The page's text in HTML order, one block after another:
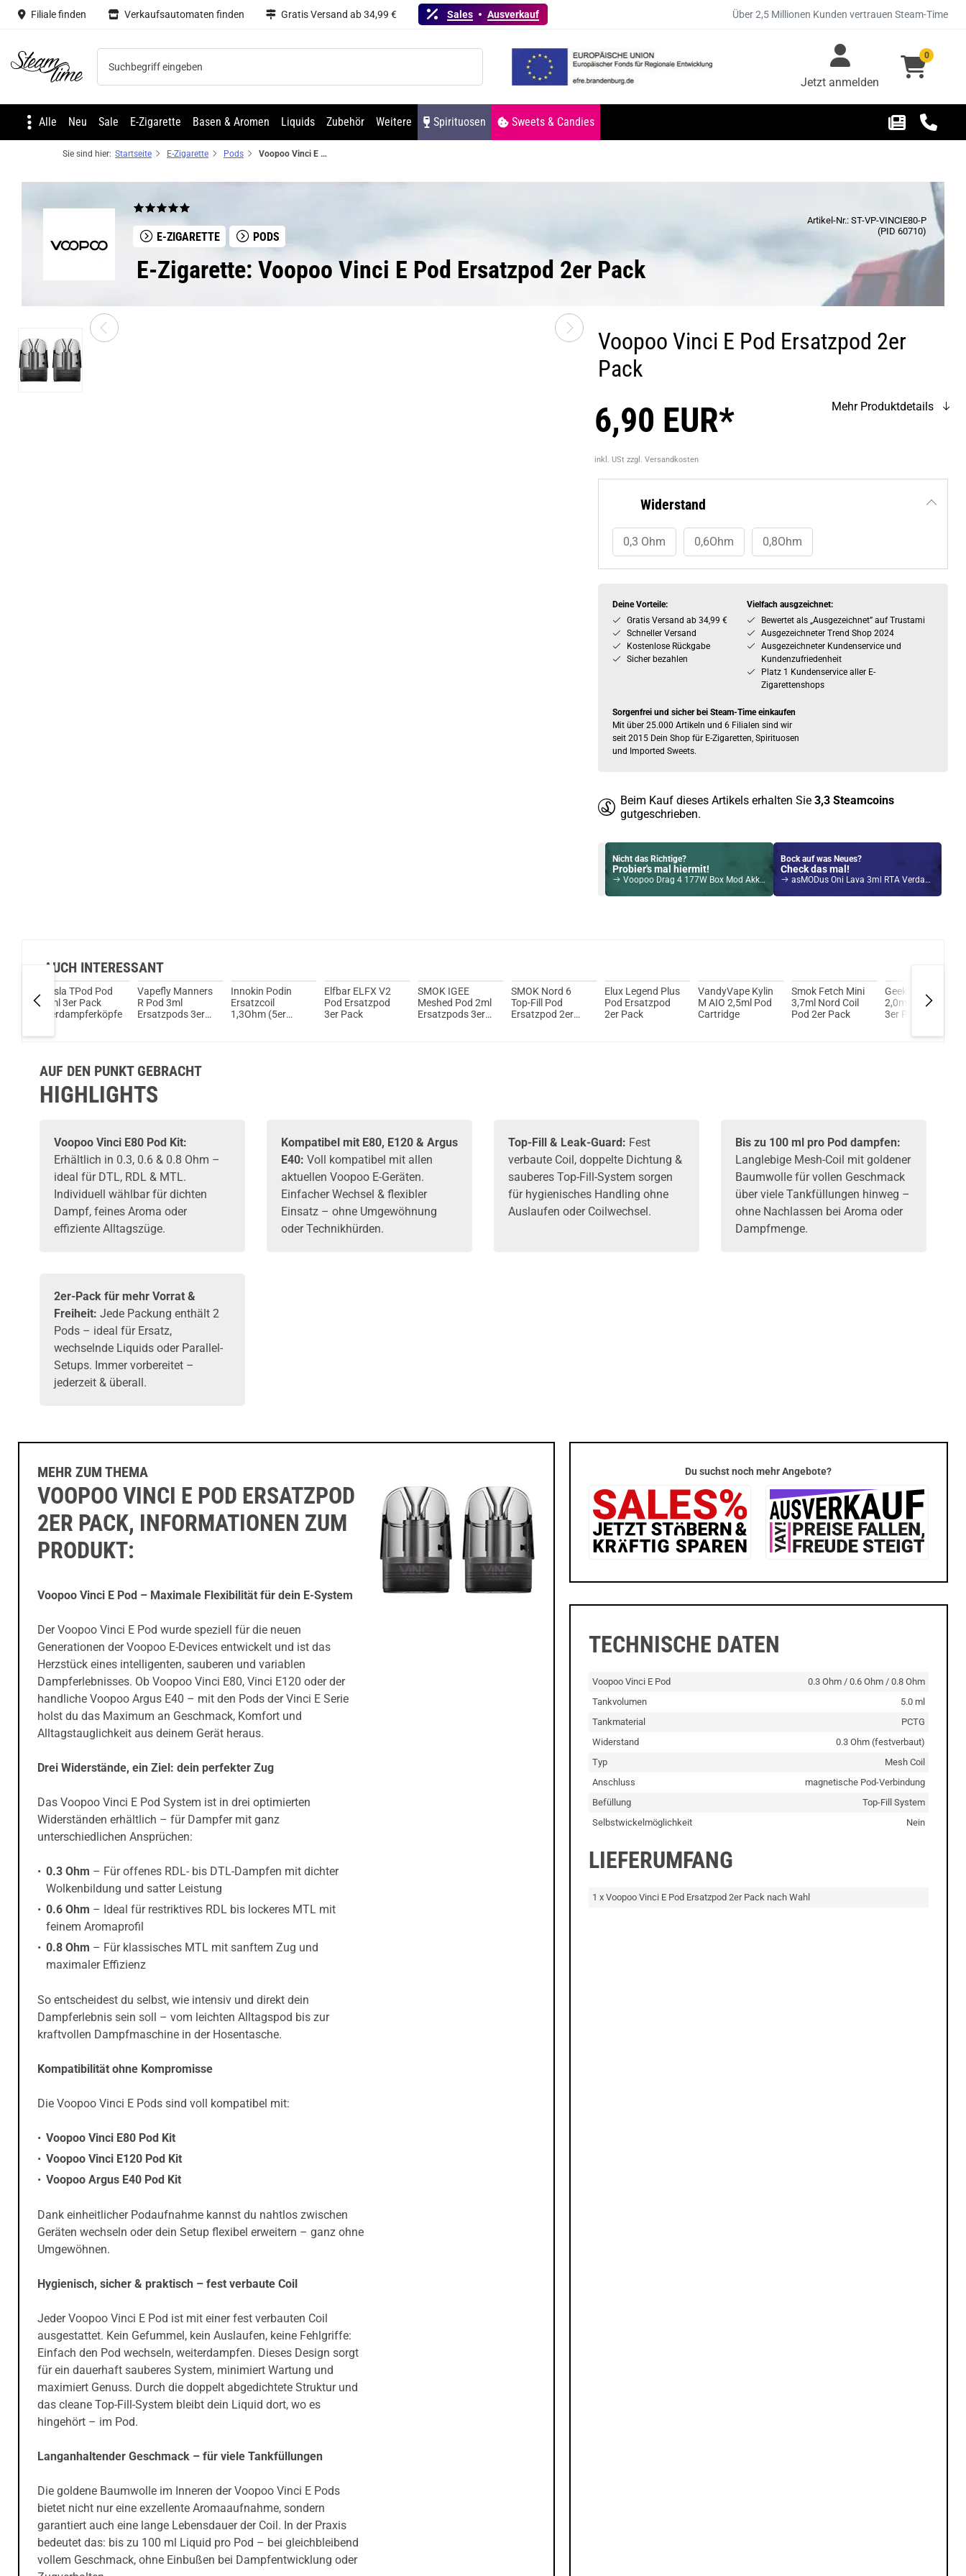
Filiale finden Verkaufsautomaten finden Gratis Versand ab 34,99 € Sales Ausverkauf Über 2,5 Millionen Kunden vertrauen Steam-Time
Steam time Jetzt anmelden
0
Alle Neu Sale E-Zigarette Basen & Aromen Liquids Zubehör Weitere Spirituosen Sweets & Candies
Sie sind hier: Startseite E-Zigarette Pods Voopoo Vinci E Pod Ersatzpod 2er Pack
E-ZIGARETTE PODS
Artikel-Nr.: ST-VP-VINCIE80-P
(PID 60710)
E-Zigarette: Voopoo Vinci E Pod Ersatzpod 2er Pack
Voopoo Vinci E Pod Ersatzpod 2er
Pack
6,90 EUR*
inkl. USt zzgl. Versandkosten
Mehr Produktdetails
Widerstand
0,3 Ohm 0,6Ohm 0,8Ohm
Deine Vorteile:
Gratis Versand ab 34,99 €
Schneller Versand
Kostenlose Rückgabe
Sicher bezahlen
Vielfach ausgzeichnet:
Bewertet als „Ausgezeichnet” auf Trustami
Ausgezeichneter Trend Shop 2024
Ausgezeichneter Kundenservice und
Kundenzufriedenheit
Platz 1 Kundenservice aller E-
Zigarettenshops
Sorgenfrei und sicher bei Steam-Time einkaufen
Mit über 25.000 Artikeln und 6 Filialen sind wir
seit 2015 Dein Shop für E-Zigaretten, Spirituosen
und Imported Sweets.
Beim Kauf dieses Artikels erhalten Sie 3,3 Steamcoins
gutgeschrieben.
Nicht das Richtige?
Probier's mal hiermit!
Voopoo Drag 4 177W Box Mod Akkuträger gunmetal-forest-green
Bock auf was Neues?
Check das mal!
asMODus Oni Lava 3ml RTA Verdampfer Tank Schwarz
AUCH INTERESSANT
Tesla TPod Pod
2ml 3er Pack
Verdampferköpfe
Vapefly Manners
R Pod 3ml
Ersatzpods 3er
Innokin Podin
Ersatzcoil
1,3Ohm (5er
Elfbar ELFX V2
Pod Ersatzpod
3er Pack
SMOK IGEE
Meshed Pod 2ml
Ersatzpods 3er
SMOK Nord 6
Top-Fill Pod
Ersatzpod 2er
Elux Legend Plus
Pod Ersatzpod
2er Pack
VandyVape Kylin
M AIO 2,5ml Pod
Cartridge
Smok Fetch Mini
3,7ml Nord Coil
Pod 2er Pack
GeekVape Q Pod
2,0ml Ersatzpods
3er Pack
AUF DEN PUNKT GEBRACHT
HIGHLIGHTS
Voopoo Vinci E80 Pod Kit:
Erhältlich in 0.3, 0.6 & 0.8 Ohm –
ideal für DTL, RDL & MTL.
Individuell wählbar für dichten
Dampf, feines Aroma oder
effiziente Alltagszüge.
Kompatibel mit E80, E120 & Argus
E40: Voll kompatibel mit allen
aktuellen Voopoo E-Geräten.
Einfacher Wechsel & flexibler
Einsatz – ohne Umgewöhnung
oder Technikhürden.
Top-Fill & Leak-Guard: Fest
verbaute Coil, doppelte Dichtung &
sauberes Top-Fill-System sorgen
für hygienisches Handling ohne
Auslaufen oder Coilwechsel.
Bis zu 100 ml pro Pod dampfen:
Langlebige Mesh-Coil mit goldener
Baumwolle für vollen Geschmack
über viele Tankfüllungen hinweg –
ohne Nachlassen bei Aroma oder
Dampfmenge.
2er-Pack für mehr Vorrat &
Freiheit: Jede Packung enthält 2
Pods – ideal für Ersatz,
wechselnde Liquids oder Parallel-
Setups. Immer vorbereitet –
jederzeit & überall.
MEHR ZUM THEMA
VOOPOO VINCI E POD ERSATZPOD
2ER PACK, INFORMATIONEN ZUM
PRODUKT:
Voopoo Vinci E Pod – Maximale Flexibilität für dein E-System
Der Voopoo Vinci E Pod wurde speziell für die neuen
Generationen der Voopoo E-Devices entwickelt und ist das
Herzstück eines intelligenten, sauberen und variablen
Dampferlebnisses. Ob Voopoo Vinci E80, Vinci E120 oder der
handliche Voopoo Argus E40 – mit den Pods der Vinci E Serie
holst du das Maximum an Geschmack, Komfort und
Alltagstauglichkeit aus deinem Gerät heraus.
Drei Widerstände, ein Ziel: dein perfekter Zug
Das Voopoo Vinci E Pod System ist in drei optimierten
Widerständen erhältlich – für Dampfer mit ganz
unterschiedlichen Ansprüchen:
0.3 Ohm – Für offenes RDL- bis DTL-Dampfen mit dichter
Wolkenbildung und satter Leistung
0.6 Ohm – Ideal für restriktives RDL bis lockeres MTL mit
feinem Aromaprofil
0.8 Ohm – Für klassisches MTL mit sanftem Zug und
maximaler Effizienz
So entscheidest du selbst, wie intensiv und direkt dein
Dampferlebnis sein soll – vom leichten Alltagspod bis zur
kraftvollen Dampfmaschine in der Hosentasche.
Kompatibilität ohne Kompromisse
Die Voopoo Vinci E Pods sind voll kompatibel mit:
Voopoo Vinci E80 Pod Kit
Voopoo Vinci E120 Pod Kit
Voopoo Argus E40 Pod Kit
Dank einheitlicher Podaufnahme kannst du nahtlos zwischen
Geräten wechseln oder dein Setup flexibel erweitern – ganz ohne
Umgewöhnen.
Hygienisch, sicher & praktisch – fest verbaute Coil
Jeder Voopoo Vinci E Pod ist mit einer fest verbauten Coil
ausgestattet. Kein Gefummel, kein Auslaufen, keine Fehlgriffe:
Einfach den Pod wechseln, weiterdampfen. Dieses Design sorgt
für ein dauerhaft sauberes System, minimiert Wartung und
maximiert Genuss. Durch die doppelt abgedichtete Struktur und
das cleane Top-Fill-System bleibt dein Liquid dort, wo es
hingehört – im Pod.
Langanhaltender Geschmack – für viele Tankfüllungen
Die goldene Baumwolle im Inneren der Voopoo Vinci E Pods
bietet nicht nur eine exzellente Aromaaufnahme, sondern
garantiert auch eine lange Lebensdauer der Coil. In der Praxis
bedeutet das: bis zu 100 ml Liquid pro Pod – bei gleichbleibend
vollem Geschmack, ohne Einbußen bei Dampfentwicklung oder
Du suchst noch mehr Angebote?
TECHNISCHE DATEN
Voopoo Vinci E Pod
0.3 Ohm / 0.6 Ohm / 0.8 Ohm
Tankvolumen
5.0 ml
Tankmaterial
PCTG
Widerstand
0.3 Ohm (festverbaut)
Typ
Mesh Coil
Anschluss
magnetische Pod-Verbindung
Befüllung
Top-Fill System
Selbstwickelmöglichkeit
Nein
LIEFERUMFANG
1 x Voopoo Vinci E Pod Ersatzpod 2er Pack nach Wahl